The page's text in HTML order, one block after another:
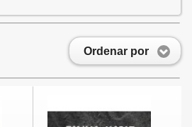
Ordenar por